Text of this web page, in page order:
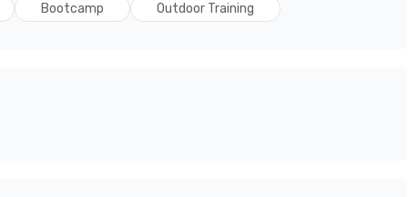
Bootcamp Outdoor Training